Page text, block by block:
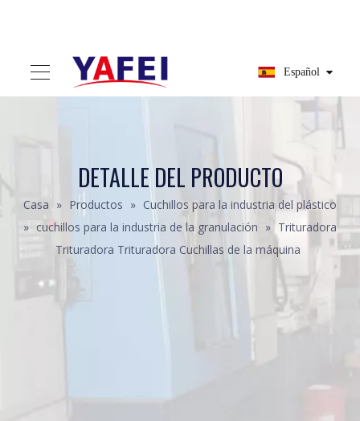
Español
DETALLE DEL PRODUCTO
Casa » Productos » Cuchillos para la industria del plástico
» cuchillos para la industria de la granulación » Trituradora
Trituradora Trituradora Cuchillas de la máquina